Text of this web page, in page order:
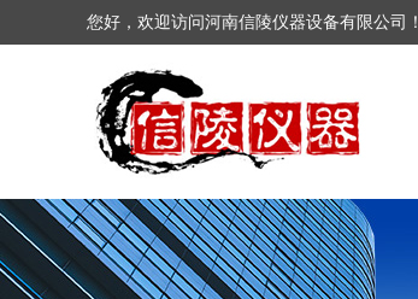
您好，欢迎访问河南信陵仪器设备有限公司！